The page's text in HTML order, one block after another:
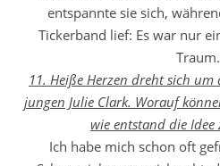
entspannte sie sich,
Tickerband lief: Es war nur
11. Heiße Herzen dreht sich
jungen Julie Clark. Worauf
wie entstand die Idee
Ich habe mich schon oft